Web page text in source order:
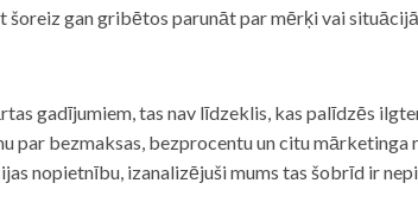
šoreiz gan gribētos parunāt par mērķi vai
gadījumiem, tas nav līdzeklis, kas palīdzēs
par bezmaksas, bezprocentu un citu
nopietnību, izanalizējuši mums tas šobrīd ir